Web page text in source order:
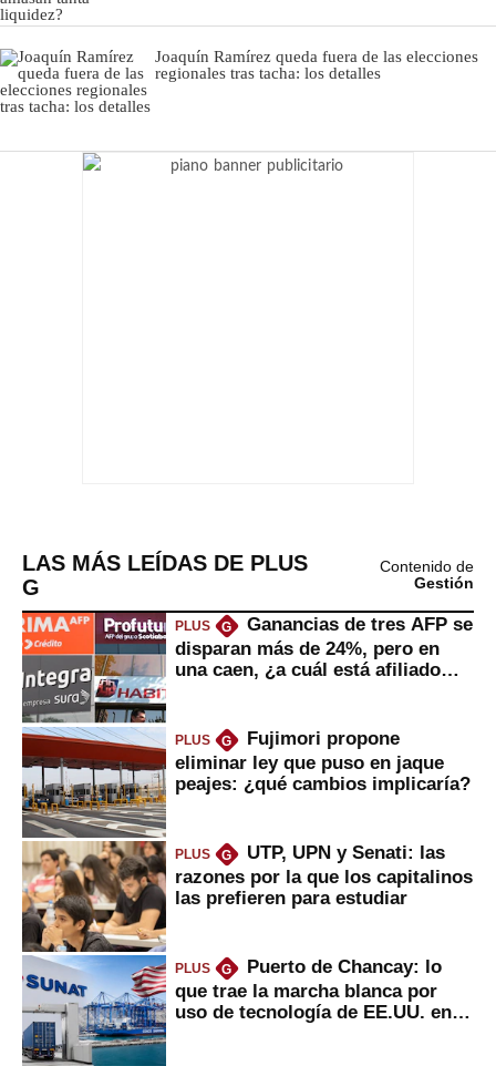
Joaquín Ramírez queda fuera de las elecciones
regionales tras tacha: los detalles
LAS MÁS LEÍDAS DE PLUS
G
Contenido de
Gestión
PLUS G
Ganancias de tres AFP se
disparan más de 24%, pero en
una caen, ¿a cuál está afiliado
PLUS G
Fujimori propone
eliminar ley que puso en jaque
peajes: ¿qué cambios implicaría?
PLUS G
UTP, UPN y Senati: las
razones por la que los capitalinos
las prefieren para estudiar
PLUS G
Puerto de Chancay: lo
que trae la marcha blanca por
uso de tecnología de EE.UU. en